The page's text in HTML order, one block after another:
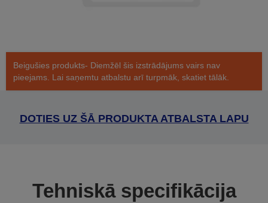
Beigušies produkts- Diemžēl šis izstrādājums vairs nav
pieejams. Lai saņemtu atbalstu arī turpmāk, skatiet tālāk.
DOTIES UZ ŠĀ PRODUKTA ATBALSTA LAPU
Tehniskā specifikācija